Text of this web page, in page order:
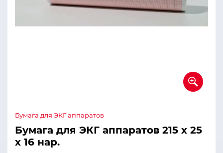
Бумага для ЭКГ аппаратов
Бумага для ЭКГ аппаратов 215 х 25
х 16 нар.